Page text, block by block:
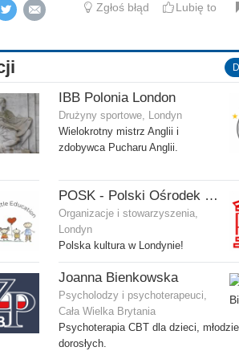
Zgłoś błąd Lubię to
IBB Polonia London
Drużyny sportowe, Londyn
Wielokrotny mistrz Anglii i
zdobywca Pucharu Anglii.
POSK - Polski Ośrodek Społeczno-Kulturalny
Organizacje i stowarzyszenia,
Londyn
Polska kultura w Londynie!
Joanna Bienkowska
Psycholodzy i psychoterapeuci,
Cała Wielka Brytania
Psychoterapia CBT dla dzieci,
dorosłych.